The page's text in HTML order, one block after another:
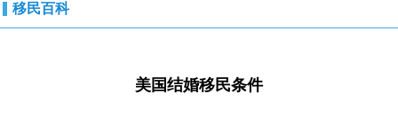
移民百科
美国结婚移民条件